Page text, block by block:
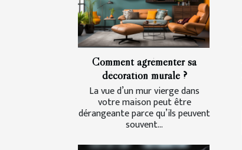
Comment agrémenter sa
décoration murale ?
La vue d’un mur vierge dans
votre maison peut être
dérangeante parce qu’ils peuvent
souvent...